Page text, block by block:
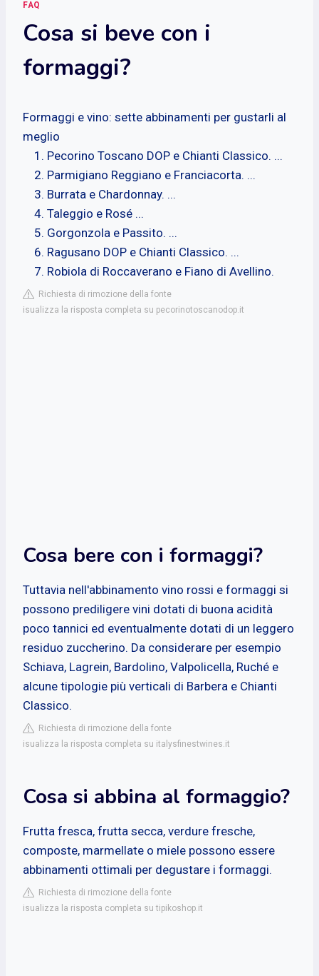
FAQ
Cosa si beve con i
formaggi?
Formaggi e vino: sette abbinamenti per gustarli al
meglio
Pecorino Toscano DOP e Chianti Classico. ...
Parmigiano Reggiano e Franciacorta. ...
Burrata e Chardonnay. ...
Taleggio e Rosé ...
Gorgonzola e Passito. ...
Ragusano DOP e Chianti Classico. ...
Robiola di Roccaverano e Fiano di Avellino.
Richiesta di rimozione della fonte
isualizza la risposta completa su pecorinotoscanodop.it
Cosa bere con i formaggi?
Tuttavia nell'abbinamento vino rossi e formaggi si
possono prediligere vini dotati di buona acidità
poco tannici ed eventualmente dotati di un leggero
residuo zuccherino. Da considerare per esempio
Schiava, Lagrein, Bardolino, Valpolicella, Ruché e
alcune tipologie più verticali di Barbera e Chianti
Classico.
Richiesta di rimozione della fonte
isualizza la risposta completa su italysfinestwines.it
Cosa si abbina al formaggio?
Frutta fresca, frutta secca, verdure fresche,
composte, marmellate o miele possono essere
abbinamenti ottimali per degustare i formaggi.
Richiesta di rimozione della fonte
isualizza la risposta completa su tipikoshop.it